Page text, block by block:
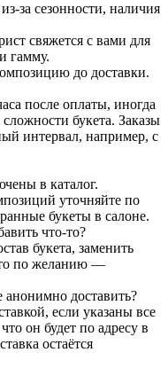
за сезонности, наличия
свяжется с вами для
гамму.
до доставки.
после оплаты, иногда
букета. Заказы
интервал, например, с
в каталог.
уточняйте по
букеты в салоне.
что-то?
букета, заменить
то по желанию —
доставить?
если указаны все
он будет по адресу в
остаётся